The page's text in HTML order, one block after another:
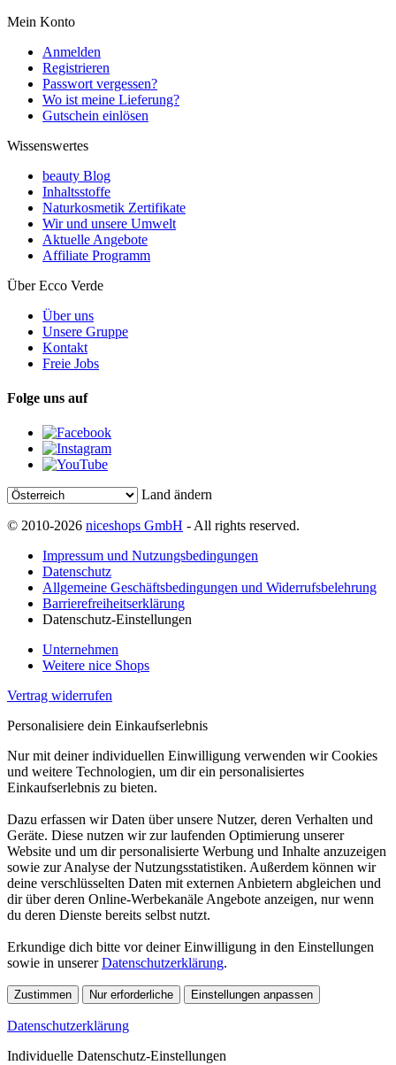
Mein Konto
Anmelden
Registrieren
Passwort vergessen?
Wo ist meine Lieferung?
Gutschein einlösen
Wissenswertes
beauty Blog
Inhaltsstoffe
Naturkosmetik Zertifikate
Wir und unsere Umwelt
Aktuelle Angebote
Affiliate Programm
Über Ecco Verde
Über uns
Unsere Gruppe
Kontakt
Freie Jobs
Folge uns auf
Land ändern
© 2010-2026 niceshops GmbH - All rights reserved.
Impressum und Nutzungsbedingungen
Datenschutz
Allgemeine Geschäftsbedingungen und Widerrufsbelehrung
Barrierefreiheitserklärung
Datenschutz-Einstellungen
Unternehmen
Weitere nice Shops
Vertrag widerrufen
Personalisiere dein Einkaufserlebnis
Nur mit deiner individuellen Einwilligung verwenden wir Cookies
und weitere Technologien, um dir ein personalisiertes
Einkaufserlebnis zu bieten.
Dazu erfassen wir Daten über unsere Nutzer, deren Verhalten und
Geräte. Diese nutzen wir zur laufenden Optimierung unserer
Website und um dir personalisierte Werbung und Inhalte anzuzeigen
sowie zur Analyse der Nutzungsstatistiken. Außerdem können wir
deine verschlüsselten Daten mit externen Anbietern abgleichen und
dir über deren Online-Werbekanäle Angebote anzeigen, nur wenn
du deren Dienste bereits selbst nutzt.
Erkundige dich bitte vor deiner Einwilligung in den Einstellungen
sowie in unsererDatenschutzerklärung.
Zustimmen Nur erforderliche Einstellungen anpassen
Datenschutzerklärung
Individuelle Datenschutz-Einstellungen